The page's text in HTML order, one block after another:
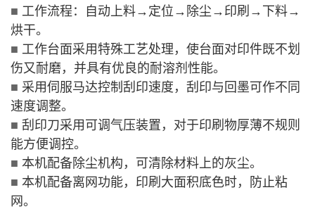
■ 工作流程：自动上料→定位→除尘→印刷→下料→
烘干。
■ 工作台面采用特殊工艺处理，使台面对印件既不划
伤又耐磨，并具有优良的耐溶剂性能。
■ 采用伺服马达控制刮印速度，刮印与回墨可作不同
速度调整。
■ 刮印刀采用可调气压装置，对于印刷物厚薄不规则
能方便调控。
■ 本机配备除尘机构，可清除材料上的灰尘。
■ 本机配备离网功能，印刷大面积底色时，防止粘
网。